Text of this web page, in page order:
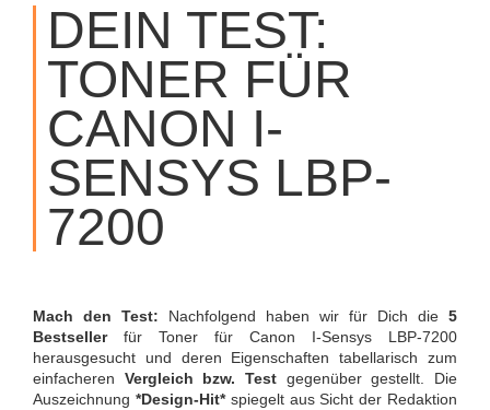
CONTENT
DEIN TEST:
TONER FÜR
CANON I-
SENSYS LBP-
7200
Mach den Test: Nachfolgend haben wir für Dich die 5
Bestsellerfür Toner für Canon I-Sensys LBP-7200
herausgesucht und deren Eigenschaften tabellarisch zum
einfacheren Vergleich bzw. Test gegenüber gestellt. Die
Auszeichnung *Design-Hit*spiegelt aus Sicht der Redaktion